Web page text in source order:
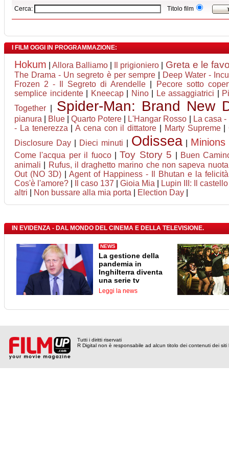
Cerca: Titolo film
I FILM OGGI IN PROGRAMMAZIONE:
Hokum |Allora Balliamo Il prigioniero Greta e le
The Drama - Un segreto è per sempre|
Deep Water -
Frozen 2 - Il Segreto di Arendelle
Pecore sotto
semplice incidente| Kneecap| Nino| Le assaggiatrici
Together
Spider-Man: Brand New
pianura Blue |Quarto Potere L'Hangar Rosso
La casa
- La tenerezza |A cena con il dittatore Marty Supreme|
Disclosure Day
Dieci minuti Odissea
Come l'acqua per il fuoco|Toy Story 5
Buen
animali
Rufus, il draghetto marino che non sapeva
Out (NO 3D)
Agent of Happiness - Il Bhutan e la felicità
Cos'è l'amore?
Il caso 137 Gioia Mia
Lupin III: Il
altri
Non bussare alla mia porta Election Day
IN EVIDENZA - DAL MONDO DEL CINEMA E DELLA TELEVISIONE.
NEWS
La gestione della
pandemia in
Inghilterra diventa
una serie tv
Leggi la news
Tutti i diritti riservati
R Digital non è responsabile ad alcun titolo dei contenuti dei siti